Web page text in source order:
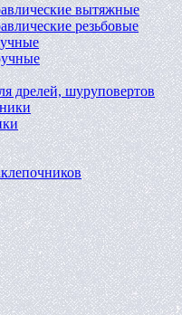
вытяжные
резьбовые
дрелей, шуруповертов